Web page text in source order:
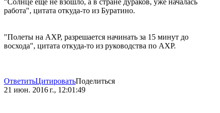
"Солнце еще не взошло, а в стране дураков, уже началась
работа", цитата откуда-то из Буратино.
"Полеты на АХР, разрешается начинать за 15 минут до
восхода", цитата откуда-то из руководства по АХР.
ОтветитьЦитироватьПоделиться
21 июн. 2016 г., 12:01:49